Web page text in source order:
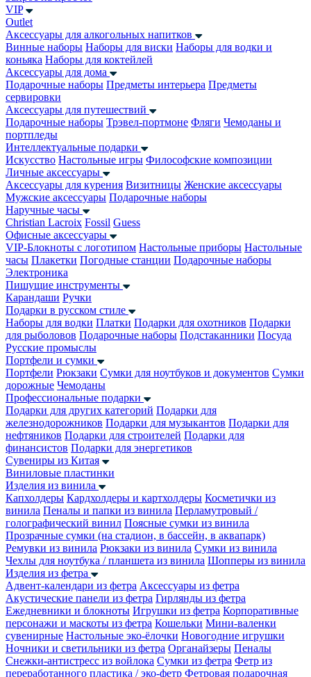
VIP
Outlet
Аксессуары для алкогольных напитков
Винные наборы Наборы для виски Наборы для водки и
коньяка Наборы для коктейлей
Аксессуары для дома
Подарочные наборы Предметы интерьера Предметы
сервировки
Аксессуары для путешествий
Подарочные наборы Трэвел-портмоне Фляги Чемоданы и
портпледы
Интеллектуальные подарки
Искусство Настольные игры Философские композиции
Личные аксессуары
Аксессуары для курения Визитницы Женские аксессуары
Мужские аксессуары Подарочные наборы
Наручные часы
Christian Lacroix Fossil Guess
Офисные аксессуары
VIP-Блокноты с логотипом Настольные приборы Настольные
часы Плакетки Погодные станции Подарочные наборы
Электроника
Пишущие инструменты
Карандаши Ручки
Подарки в русском стиле
Наборы для водки Платки Подарки для охотников Подарки
для рыболовов Подарочные наборы Подстаканники Посуда
Русские промыслы
Портфели и сумки
Портфели Рюкзаки Сумки для ноутбуков и документов Сумки
дорожные Чемоданы
Профессиональные подарки
Подарки для других категорий Подарки для
железнодорожников Подарки для музыкантов Подарки для
нефтяников Подарки для строителей Подарки для
финансистов Подарки для энергетиков
Сувениры из Китая
Виниловые пластинки
Изделия из винила
Капхолдеры Кардхолдеры и картхолдеры Косметички из
винила Пеналы и папки из винила Перламутровый /
голографический винил Поясные сумки из винила
Прозрачные сумки (на стадион, в бассейн, в аквапарк)
Ремувки из винила Рюкзаки из винила Сумки из винила
Чехлы для ноутбука / планшета из винила Шопперы из винила
Изделия из фетра
Адвент-календари из фетра Аксессуары из фетра
Акустические панели из фетра Гирлянды из фетра
Ежедневники и блокноты Игрушки из фетра Корпоративные
персонажи и маскоты из фетра Кошельки Мини-валенки
сувенирные Настольные эко-ёлочки Новогодние игрушки
Ночники и светильники из фетра Органайзеры Пеналы
Снежки-антистресс из войлока Сумки из фетра Фетр из
переработанного пластика / эко-фетр Фетровая подарочная